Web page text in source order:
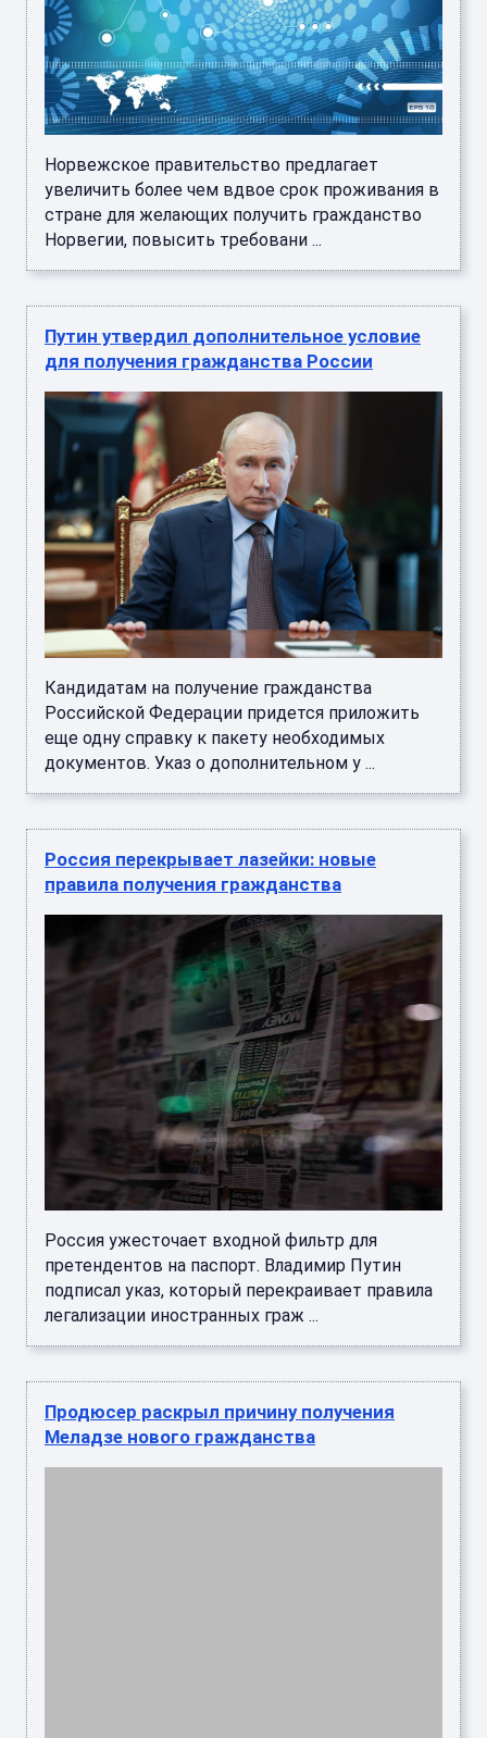
Норвежское правительство предлагает
увеличить более чем вдвое срок проживания в
стране для желающих получить гражданство
Норвегии, повысить требовани ...
Путин утвердил дополнительное условие
для получения гражданства России
Кандидатам на получение гражданства
Российской Федерации придется приложить
еще одну справку к пакету необходимых
документов. Указ о дополнительном у ...
Россия перекрывает лазейки: новые
правила получения гражданства
Россия ужесточает входной фильтр для
претендентов на паспорт. Владимир Путин
подписал указ, который перекраивает правила
легализации иностранных граж ...
Продюсер раскрыл причину получения
Меладзе нового гражданства